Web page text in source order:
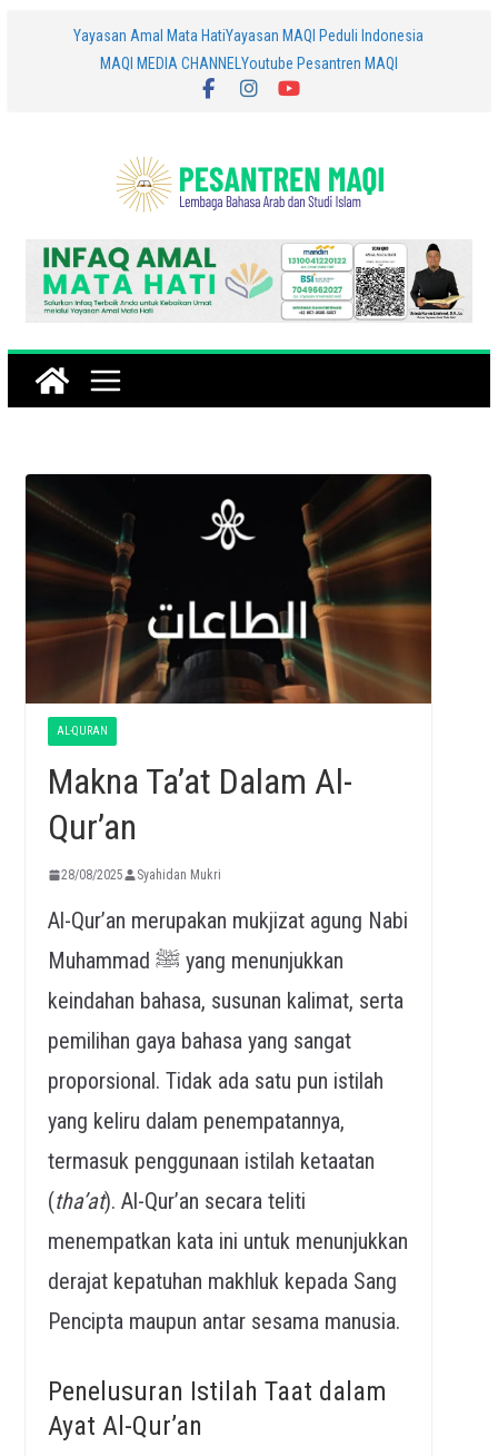
Yayasan Amal Mata HatiYayasan MAQI Peduli Indonesia
MAQI MEDIA CHANNEL Youtube Pesantren MAQI
AL-QURAN
Makna Ta’at Dalam Al-
Qur’an
28/08/2025 Syahidan Mukri
Al-Qur’an merupakan mukjizat agung Nabi
Muhammad ﷺ yang menunjukkan
keindahan bahasa, susunan kalimat, serta
pemilihan gaya bahasa yang sangat
proporsional. Tidak ada satu pun istilah
yang keliru dalam penempatannya,
termasuk penggunaan istilah ketaatan
(tha’at). Al-Qur’an secara teliti
menempatkan kata ini untuk menunjukkan
derajat kepatuhan makhluk kepada Sang
Pencipta maupun antar sesama manusia.
Penelusuran Istilah Taat dalam
Ayat Al-Qur’an